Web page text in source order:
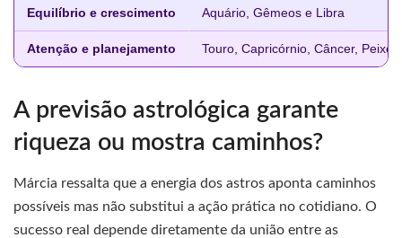
Equilíbrio e crescimento Aquário, Gêmeos e Libra
Atenção e planejamento Touro, Capricórnio, Câncer,
A previsão astrológica garante
riqueza ou mostra caminhos?
Márcia ressalta que a energia dos astros aponta caminhos
possíveis mas não substitui a ação prática no cotidiano. O
sucesso real depende diretamente da união entre as